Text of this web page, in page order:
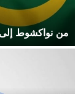
من نواكشوط إلى